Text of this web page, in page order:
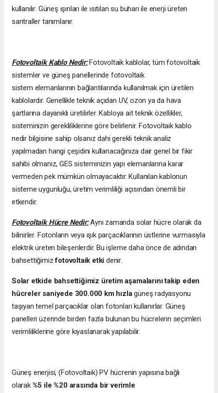
kullanılır. Güneş ışınları ile ısıtılan su buharı ile enerji üreten
santraller tanımlanır.
Fotovoltaik Kablo Nedir:Fotovoltaik kablolar, tüm fotovoltaik
sistemler ve güneş panellerinde fotovoltaik
sistem elemanlarının bağlantılarında kullanılmak için üretilen
kablolardır. Genellikle teknik açıdan UV, ozon ya da hava
şartlarına dayanıklı üretilirler. Kabloya ait teknik özellikler,
sisteminizin gerekliliklerine göre belirlenir. Fotovoltaik kablo
nedir bilgisine sahip olsanız dahi gerekli teknik analiz
yapılmadan hangi çeşidini kullanacağınıza dair genel bir fikir
sahibi olmanız, GES sisteminizin yapı elemanlarına karar
vermeden pek mümkün olmayacaktır. Kullanılan kablonun
sisteme uygunluğu, üretim verimliliği açısından önemli bir
etkendir.
Fotovoltaik Hücre Nedir:Aynı zamanda solar hücre olarak da
bilinirler. Fotonların veya ışık parçacıklarının üstlerine vurmasıyla
elektrik üreten bileşenlerdir. Bu işleme daha önce de adından
bahsettiğimizfotovoltaik etkidenir.
Solar etkide bahsettiğimiz üretim aşamalarını takip eden
hücreler saniyede 300.000 km hızlagüneş radyasyonu
taşıyan temel parçacıklar olan fotonları kullanırlar. Güneş
panelleri üzerinde birden fazla bulunan bu hücrelerin seçimleri
verimliliklerine göre kıyaslanarak yapılabilir.
Güneş enerjisi, (Fotovoltaik) PV hücrenin yapısına bağlı
olarak %5 ile %20 arasında bir verimle